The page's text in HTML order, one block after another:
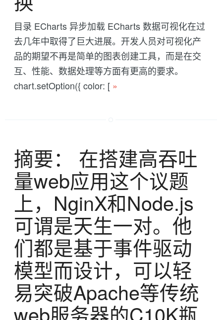
目录 ECharts 异步加载 ECharts 数据可视化在过
去几年中取得了巨大进展。开发人员对可视化产
品的期望不再是简单的图表创建工具，而是在交
互、性能、数据处理等方面有更高的要求。
chart.setOption({ color: [ »
摘要： 在搭建高吞吐
量web应用这个议题
上，NginX和Node.js
可谓是天生一对。他
们都是基于事件驱动
模型而设计，可以轻
易突破Apache等传统
web服务器的C10K瓶